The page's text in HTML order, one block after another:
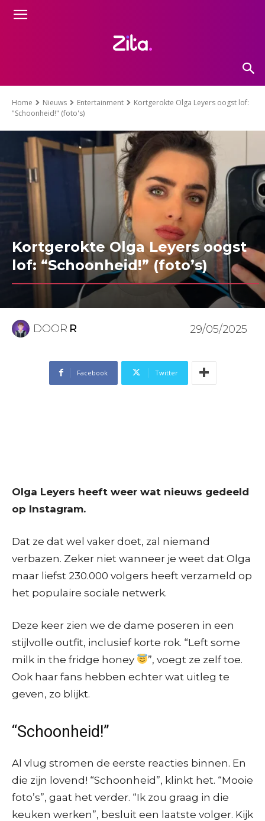
Home Nieuws Entertainment
Kortgerokte Olga Leyers oogst lof:
"Schoonheid!" (foto's)
Kortgerokte Olga Leyers oogst
lof: “Schoonheid!” (foto’s)
DOOR R 29/05/2025
Facebook Twitter
Olga Leyers heeft weer wat nieuws gedeeld
op Instagram.
Dat ze dat wel vaker doet, zal niemand
verbazen. Zeker niet wanneer je weet dat Olga
maar liefst 230.000 volgers heeft verzameld op
het populaire sociale netwerk.
Deze keer zien we de dame poseren in een
stijlvolle outfit, inclusief korte rok. “Left some
milk in the fridge honey
”, voegt ze zelf toe.
Ook haar fans hebben echter wat uitleg te
geven, zo blijkt.
“Schoonheid!”
Al vlug stromen de eerste reacties binnen. En
die zijn lovend! “Schoonheid”, klinkt het. “Mooie
foto’s”, gaat het verder. “Ik zou graag in die
keuken werken”, besluit een laatste volger. Kijk